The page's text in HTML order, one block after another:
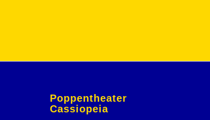
Poppentheater
Cassiopeia